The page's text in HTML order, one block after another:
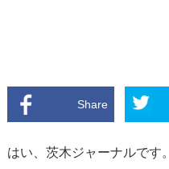
Share
はい、茨木ジャーナルです。